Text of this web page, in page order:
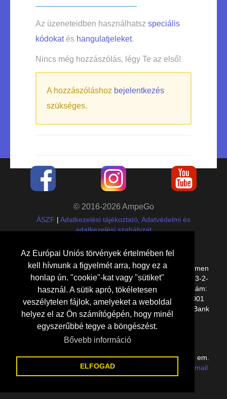
Az Európai Uniós törvények értelmében fel
kell hívnunk a figyelmét arra, hogy ez a
honlap ún. "cookie"-kat vagy "sütiket"
használ. A sütik apró, tökéletesen
veszélytelen fájlok, amelyeket a weboldal
helyez el az Ön számítógépén, hogy minél
egyszerűbbé tegye a böngészést.
Bővebb információ
ELFOGAD
Az üzeneteidben használhatsz speciális
kódokatés hangulatjeleket.
Nincs még hozzászólás, légy Te az első!
A hozzászóláshoz bejelentkezés
szükséges.
© 2016-2026 AmpeGo
ÁSZF | Adatkezelési tájékoztató, Adatvédelmi és
adatkezelési szabályzat
Cégadatok
Etalon Group Kft., 8000 Székesfehérvár
Kelemen
Béla utca 14/A E lph. 1. em. 11.
, adószám:
27109023-2-
cégjegyzékszám: 07-09-030494, bankszámlaszám:
10918001-00000130-24130002, IBAN: HU19 1091 8001
0000 0130 2413 0002, SWIFT: BACXHUHB (UniCredit Bank
Hungary Zrt.)
Elérhetőségeink
8000 Székesfehérvár, Kelemen Béla utca 14/A E lph. 1. em.
11. (Gaja Liget lakópark) | +36(70)70-888-77
e-mail
küldése